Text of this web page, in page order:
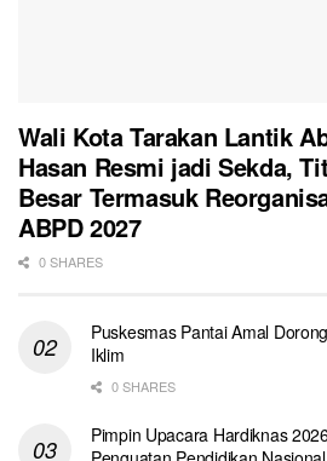
Wali Kota Tarakan Lantik
Hasan Resmi jadi Sekda,
Besar Termasuk
ABPD 2027
0 SHARES
Puskesmas Pantai Amal
Iklim
0 SHARES
Pimpin Upacara Hardiknas